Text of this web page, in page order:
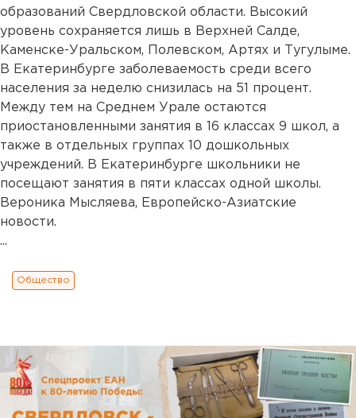
образований Свердловской области. Высокий
уровень сохраняется лишь в Верхней Салде,
Каменске-Уральском, Полевском, Артях и Тугулыме.
В Екатеринбурге заболеваемость среди всего
населения за неделю снизилась на 51 процент.
Между тем на Среднем Урале остаются
приостановленными занятия в 16 классах 9 школ, а
также в отдельных группах 10 дошкольных
учреждений. В Екатеринбурге школьники не
посещают занятия в пяти классах одной школы.
Вероника Мысляева, Европейско-Азиатские
новости.
...
Общество